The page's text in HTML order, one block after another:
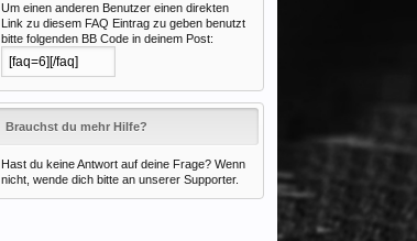
Um einen anderen Benutzer einen direkten
Link zu diesem FAQ Eintrag zu geben benutzt
bitte folgenden BB Code in deinem Post:
Brauchst du mehr Hilfe?
Hast du keine Antwort auf deine Frage? Wenn
nicht, wende dich bitte an unserer Supporter.